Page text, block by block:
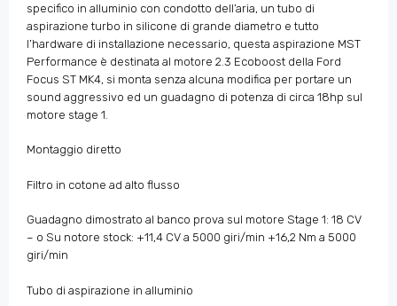
specifico in alluminio con condotto dell’aria, un tubo di
aspirazione turbo in silicone di grande diametro e tutto
l’hardware di installazione necessario, questa aspirazione MST
Performance è destinata al motore 2.3 Ecoboost della Ford
Focus ST MK4, si monta senza alcuna modifica per portare un
sound aggressivo ed un guadagno di potenza di circa 18hp sul
motore stage 1.
Montaggio diretto
Filtro in cotone ad alto flusso
Guadagno dimostrato al banco prova sul motore Stage 1: 18 CV
– o Su notore stock: +11,4 CV a 5000 giri/min +16,2 Nm a 5000
giri/min
Tubo di aspirazione in alluminio